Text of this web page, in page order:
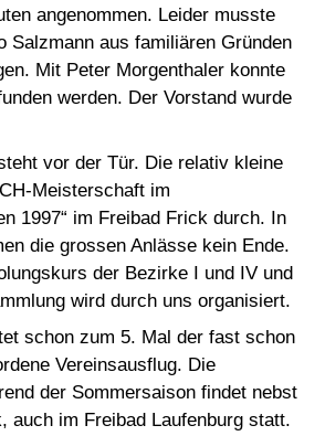
angenommen. Leider musste
Salzmann aus familiären Gründen
Mit Peter Morgenthaler konnte
werden. Der Vorstand wurde
vor der Tür. Die relativ kleine
Meisterschaft im
1997“ im Freibad Frick durch. In
die grossen Anlässe kein Ende.
der Bezirke I und IV und
wird durch uns organisiert.
schon zum 5. Mal der fast schon
Vereinsausflug. Die
der Sommersaison findet nebst
auch im Freibad Laufenburg statt.